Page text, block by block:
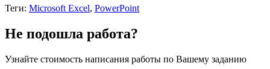
Теги: Microsoft Excel, PowerPoint
Не подошла работа?
Узнайте стоимость написания работы по Вашему заданию